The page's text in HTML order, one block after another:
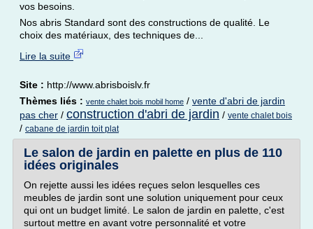
vos besoins.
Nos abris Standard sont des constructions de qualité. Le
choix des matériaux, des techniques de...
Lire la suite
Site : http://www.abrisboislv.fr
Thèmes liés : vente chalet bois mobil home / vente d'abri de jardin
pas cher / construction d'abri de jardin / vente chalet bois
/ cabane de jardin toit plat
Le salon de jardin en palette en plus de 110
idées originales
On rejette aussi les idées reçues selon lesquelles ces
meubles de jardin sont une solution uniquement pour ceux
qui ont un budget limité. Le salon de jardin en palette, c'est
surtout mettre en avant votre personnalité et votre